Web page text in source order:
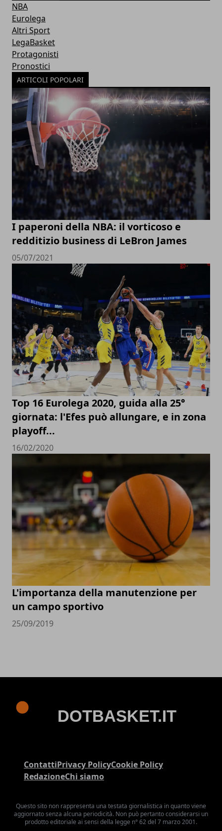
NBA
Eurolega
Altri Sport
LegaBasket
Protagonisti
Pronostici
ARTICOLI POPOLARI
I paperoni della NBA: il vorticoso e
redditizio business di LeBron James
05/07/2021
Top 16 Eurolega 2020, guida alla 25°
giornata: l'Efes può allungare, e in zona
playoff...
16/02/2020
L'importanza della manutenzione per
un campo sportivo
25/09/2019
ContattiPrivacy PolicyCookie Policy
RedazioneChi siamo
Questo sito non rappresenta una testata giornalistica in quanto viene
aggiornato senza alcuna periodicità. Non può pertanto considerarsi un
prodotto editoriale ai sensi della legge n° 62 del 7 marzo 2001.